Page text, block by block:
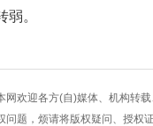
。
网欢迎各方(自)媒体、机构转
题，烦请将版权疑问、授权